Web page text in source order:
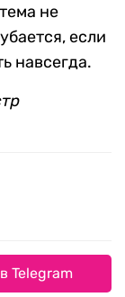
не
если
навсегда.
Telegram